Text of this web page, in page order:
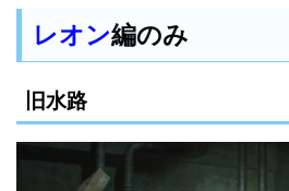
レオン編のみ
旧水路